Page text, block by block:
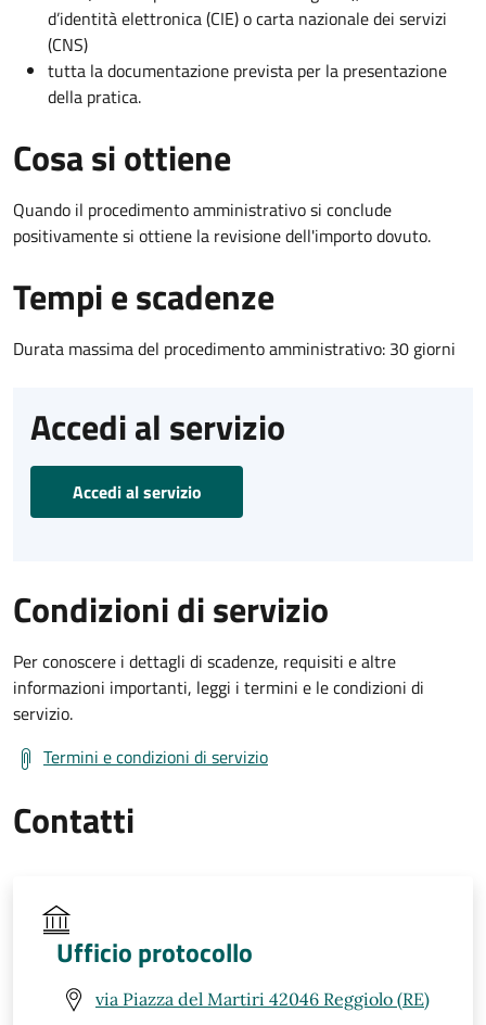
d’identità elettronica (CIE) o carta nazionale dei servizi
(CNS)
tutta la documentazione prevista per la presentazione
della pratica.
Cosa si ottiene
Quando il procedimento amministrativo si conclude
positivamente si ottiene la revisione dell'importo dovuto.
Tempi e scadenze
Durata massima del procedimento amministrativo: 30 giorni
Accedi al servizio
Accedi al servizio
Condizioni di servizio
Per conoscere i dettagli di scadenze, requisiti e altre
informazioni importanti, leggi i termini e le condizioni di
servizio.
Termini e condizioni di servizio
Contatti
Ufficio protocollo
via Piazza del Martiri 42046 Reggiolo (RE)